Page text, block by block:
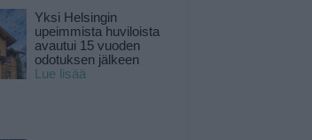
Yksi Helsingin
upeimmista huviloista
avautui 15 vuoden
odotuksen jälkeen
Lue lisää